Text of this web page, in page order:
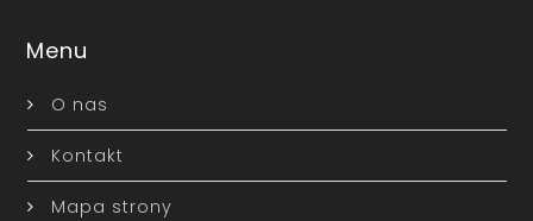
Menu
O nas
Kontakt
Mapa strony